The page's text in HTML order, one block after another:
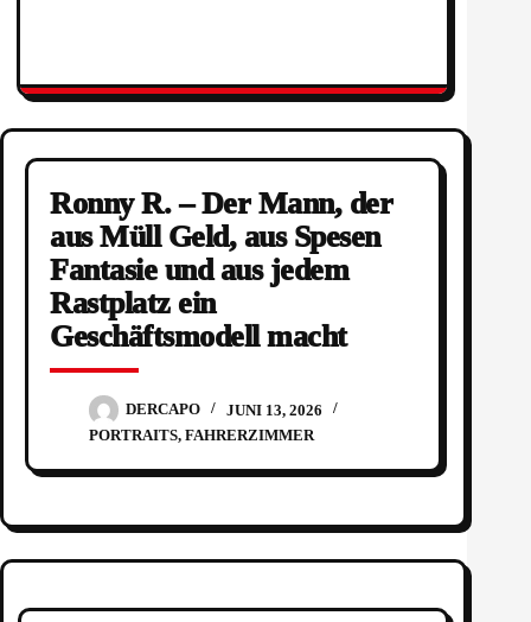
Ronny R. – Der Mann, der
aus Müll Geld, aus Spesen
Fantasie und aus jedem
Rastplatz ein
Geschäftsmodell macht
DERCAPO
JUNI 13, 2026
PORTRAITS, FAHRERZIMMER